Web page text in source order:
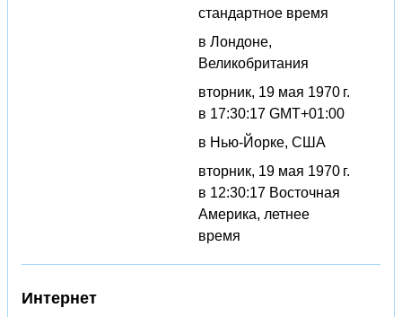
стандартное время
в Лондоне,
Великобритания
вторник, 19 мая 1970 г.
в 17:30:17 GMT+01:00
в Нью-Йорке, США
вторник, 19 мая 1970 г.
в 12:30:17 Восточная
Америка, летнее
время
Интернет